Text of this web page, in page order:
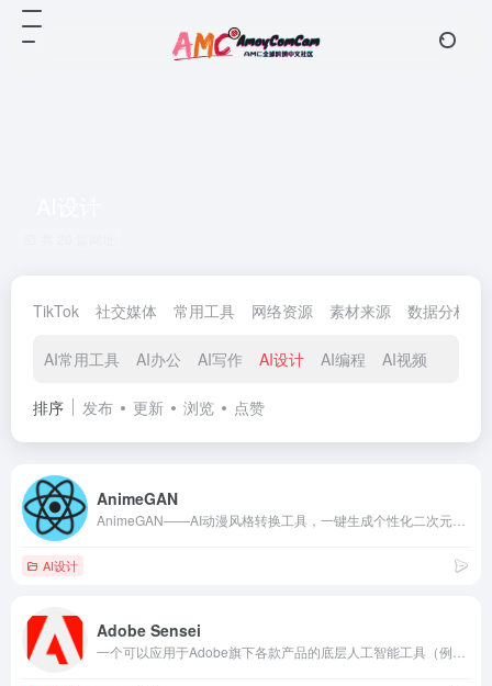
TikTok 社交媒体 常用工具 网络资源 素材来源 数据分析
AI常用工具 AI办公 AI写作 AI设计 AI编程 AI视频
排序 发布 更新 浏览 点赞
AnimeGAN
AI设计
Adobe Sensei